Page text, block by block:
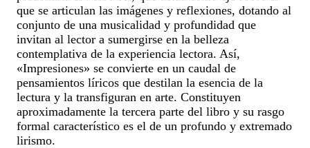
que se articulan las imágenes y reflexiones, dotando al
conjunto de una musicalidad y profundidad que
invitan al lector a sumergirse en la belleza
contemplativa de la experiencia lectora. Así,
«Impresiones» se convierte en un caudal de
pensamientos líricos que destilan la esencia de la
lectura y la transfiguran en arte. Constituyen
aproximadamente la tercera parte del libro y su rasgo
formal característico es el de un profundo y extremado
lirismo.